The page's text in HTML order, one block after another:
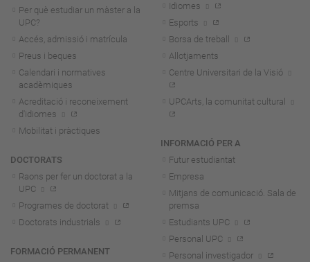
Per què estudiar un màster a la
UPC?
Accés, admissió i matrícula
Preus i beques
Calendari i normatives
acadèmiques
Acreditació i reconeixement
d'idiomes
Mobilitat i pràctiques
DOCTORATS
Raons per fer un doctorat a la
UPC
Programes de doctorat
Doctorats industrials
FORMACIÓ PERMANENT
Idiomes
Esports
Borsa de treball
Allotjaments
Centre Universitari de la Visió
UPCArts, la comunitat cultural
INFORMACIÓ PER A
Futur estudiantat
Empresa
Mitjans de comunicació. Sala de
premsa
Estudiants UPC
Personal UPC
Personal investigador